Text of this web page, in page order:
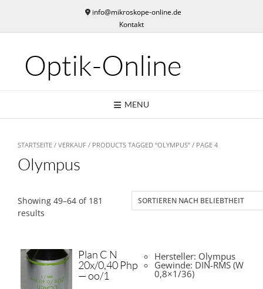
content
info@mikroskope-online.de
Kontakt
Optik-Online
MENU
STARTSEITE / VERKAUF / PRODUCTS TAGGED “OLYMPUS” / PAGE 4
Olympus
Showing 49–64 of 181
results
Plan C N
20x/0,40 Php
— oo/1
Hersteller: Olympus
Gewinde: DIN-RMS (W
0,8×1/36)